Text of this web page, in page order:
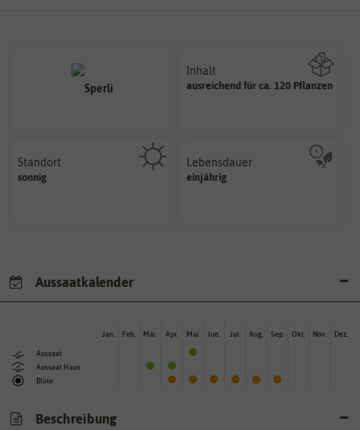
Inhalt
ausreichend für ca. 120 Pflanzen
Wie viel ist enthalten
Standort
sonnig
Pflanze? (schattig, halbschattig,
sonnig, vollsonnig)
Lebensdauer
einjährig
einjährig, zweijährig oder
mehrjährig.
Aussaatkalender
Aussaat
Aussaat Haus
Blüte
Jan. Feb. Mär. Apr. Mai Jun. Jul. Aug. Sep. Okt. Nov. Dez.
Beschreibung